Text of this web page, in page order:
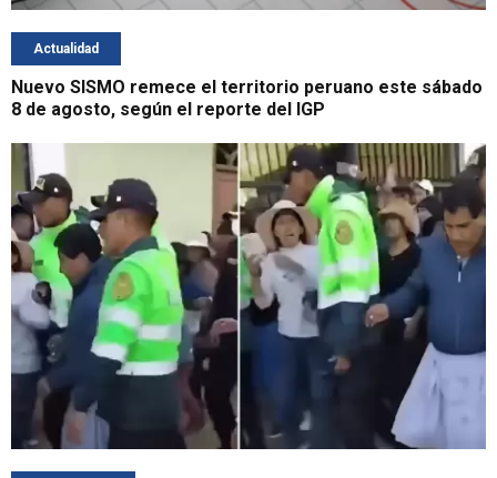
Actualidad
Nuevo SISMO remece el territorio peruano este sábado
8 de agosto, según el reporte del IGP